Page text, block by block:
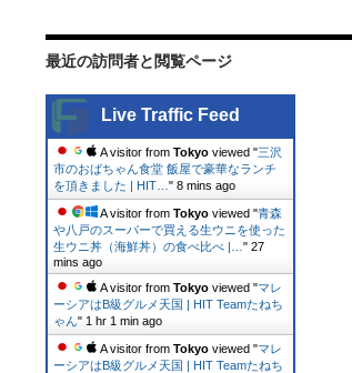
最近の訪問者と閲覧ページ
Live Traffic Feed
A visitor from Tokyo viewed "三沢
市のおばちゃん食堂 飯屋で豪華なランチ
を頂きました | HIT… " 8 mins ago
A visitor from Tokyo viewed "青森
や八戸のスーパーで買える生ウニを使った
生ウニ丼（海鮮丼）の食べ比べ |… " 27
mins ago
A visitor from Tokyo viewed "マレ
ーシアはB級グルメ天国 | HIT Teamたねち
ゃん" 1 hr 1 min ago
A visitor from Tokyo viewed "マレ
ーシアはB級グルメ天国 | HIT Teamたねち